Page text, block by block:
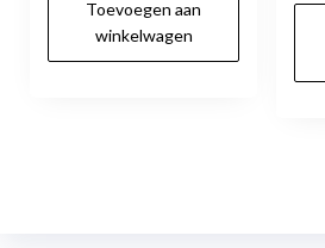
Toevoegen aan
winkelwagen